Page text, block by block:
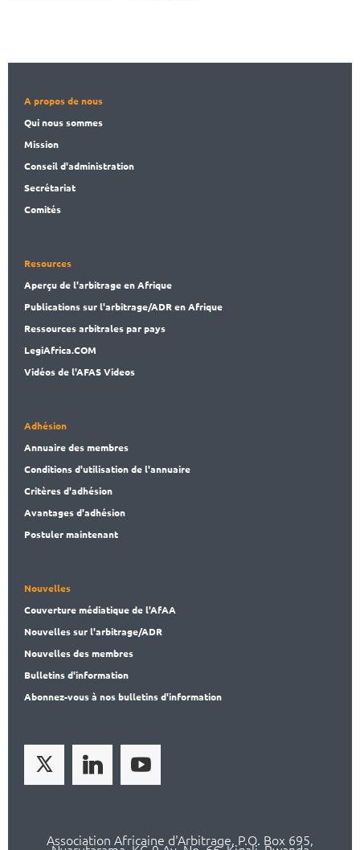
A propos de nous
Qui nous sommes
Mission
Conseil d'administration
Secrétariat
Comités
Resources
Aperçu de l'arbitrage en Afrique
Publicationssur l'arbitrage/ADR en Afrique
Ressources arbitrales par pays
LegiAfrica.COM
Vidéos de l'AFAS Videos
Adhésion
Annuaire des membres
Conditions d'utilisation de l'annuaire
Critères d'adhésion
Avantages d'adhésion
Postuler maintenant
Nouvelles
Couverture médiatique de l'AfAA
Nouvelles sur l'arbitrage/ADR
Nouvelles des membres
Bulletins d'information
Abonnez-vous à nos bulletins d'information
Association Africaine d'Arbitrage, P.O. Box 695,